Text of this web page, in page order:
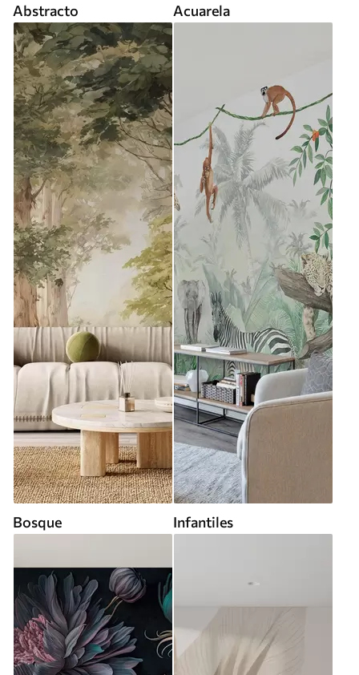
Abstracto Acuarela
Bosque Infantiles